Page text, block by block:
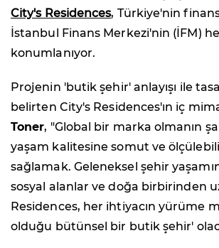
City's Residences, Türkiye'nin
İstanbul Finans Merkezi'nin (İFM)
konumlanıyor.
Projenin 'butik şehir' anlayışı ile
belirten City's Residences'ın iç
Toner, "Global bir marka olmanın
yaşam kalitesine somut ve
sağlamak. Geleneksel şehir
sosyal alanlar ve doğa birbirinden
Residences, her ihtiyacın yürüme
olduğu bütünsel bir butik şehir'